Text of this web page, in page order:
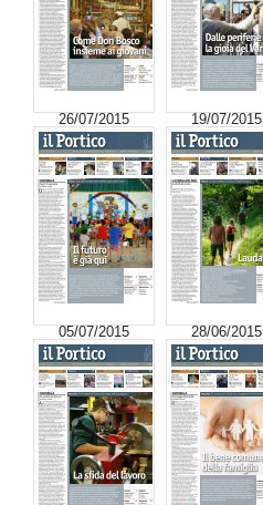
26/07/2015 19/07/2015
05/07/2015 28/06/2015